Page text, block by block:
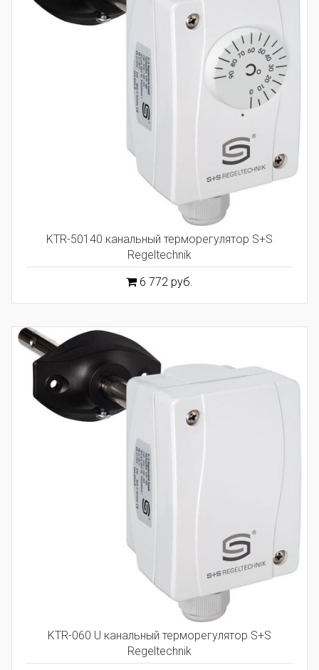
KTR-50140 канальный терморегулятор S+S
Regeltechnik
6 772 руб.
KTR-060 U канальный терморегулятор S+S
Regeltechnik